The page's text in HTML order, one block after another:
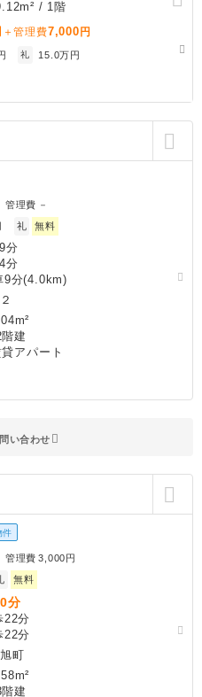
/ 1階
＋管理費7,000 円
礼 15.0万円
管理費 －
礼 無料
分
分
9分(4.0km)
建
アパート
い合わせ
件
管理費 3,000円
無料
分
22分
22分
町
建